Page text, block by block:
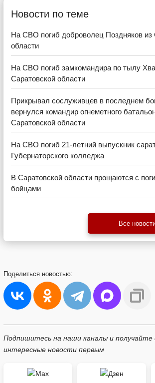
Новости по теме
На СВО погиб доброволец Поздняков из
области
На СВО погиб замкомандира по тылу
Саратовской области
Прикрывал сослуживцев в последнем
вернулся командир огнеметного
Саратовской области
На СВО погиб 21-летний выпускник
Губернаторского колледжа
В Саратовской области прощаются с
бойцами
Все
Поделиться новостью:
Подпишитесь на наши каналы и
интересные новости первым